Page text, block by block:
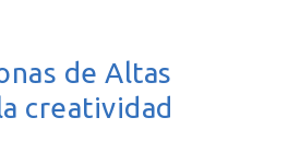
de Altas
creatividad